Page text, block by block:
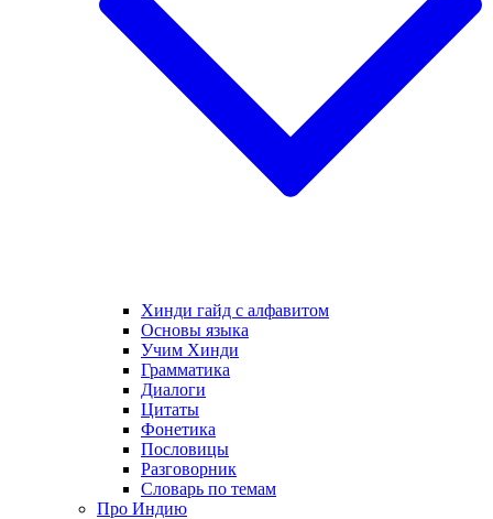
Хинди гайд с алфавитом
Основы языка
Учим Хинди
Грамматика
Диалоги
Цитаты
Фонетика
Пословицы
Разговорник
Словарь по темам
Про Индию